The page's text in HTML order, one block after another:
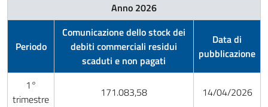
Anno 2026
Periodo
Comunicazione dello stock dei
debiti commerciali residui
scaduti e non pagati
Data di
pubblicazione
1°
trimestre
171.083,58 14/04/2026